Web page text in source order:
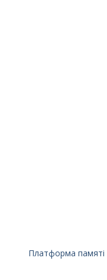
Платформа памяті